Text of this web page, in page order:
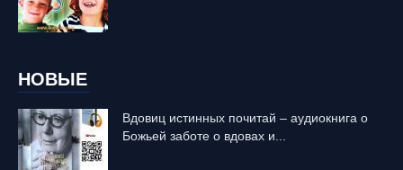
НОВЫЕ
Вдовиц истинных почитай – аудиокнига о
Божьей заботе о вдовах и...